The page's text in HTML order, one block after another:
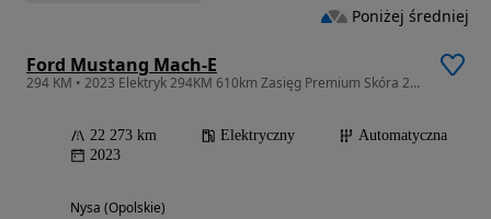
Ford Mustang Mach-E
294 KM • 2023 Elektryk 294KM 610km Zasięg Premium Skóra 22tkm Jak Nowy RWD
22 273 km Elektryczny
Automatyczna
2023
Nysa (Opolskie)
Poniżej średniej